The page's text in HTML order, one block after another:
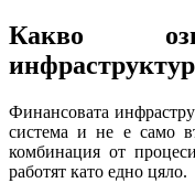
Какво
Финансовата
система и не е само
комбинация от
работят като едно цяло.